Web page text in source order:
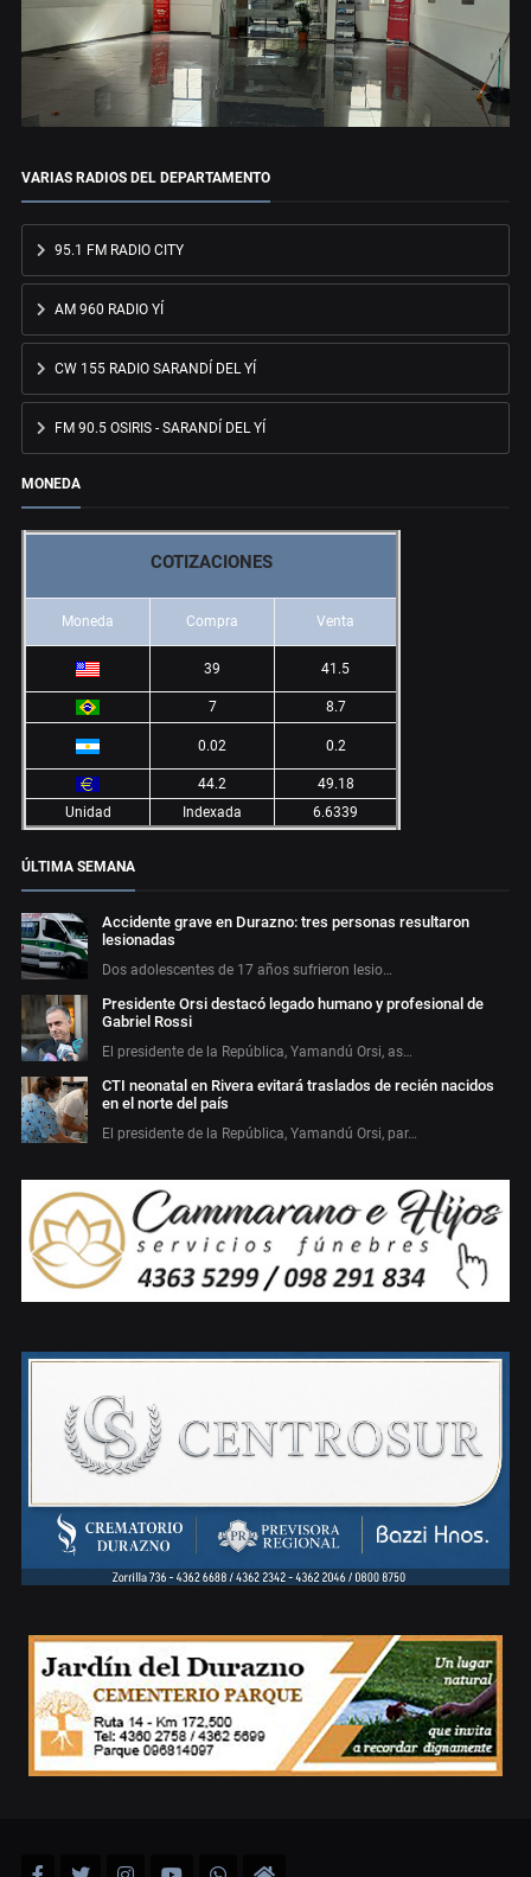
VARIAS RADIOS DEL DEPARTAMENTO
95.1 FM RADIO CITY
AM 960 RADIO YÍ
CW 155 RADIO SARANDÍ DEL YÍ
FM 90.5 OSIRIS - SARANDÍ DEL YÍ
MONEDA
COTIZACIONES
Moneda Compra Venta
39 41.5
7 8.7
0.02 0.2
44.2
49.18
Unidad
Indexada 6.6339
ÚLTIMA SEMANA
Accidente grave en Durazno: tres personas resultaron
lesionadas
Dos adolescentes de 17 años sufrieron lesio…
Presidente Orsi destacó legado humano y profesional de
Gabriel Rossi
El presidente de la República, Yamandú Orsi, as…
CTI neonatal en Rivera evitará traslados de recién nacidos
en el norte del país
El presidente de la República, Yamandú Orsi, par…